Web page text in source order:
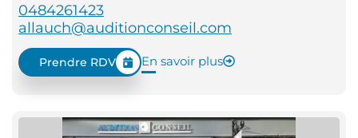
0484261423
allauch@auditionconseil.com
Prendre RDV En savoir plus